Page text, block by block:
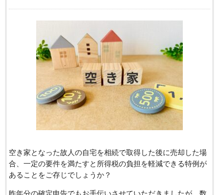
空き家となった故人の自宅を相続で取得した後に売却した場
合、一定の要件を満たすと所得税の負担を軽減できる特例が
あることをご存じでしょうか？
昨年分の確定申告でもお手伝いさせていただきましたが、数